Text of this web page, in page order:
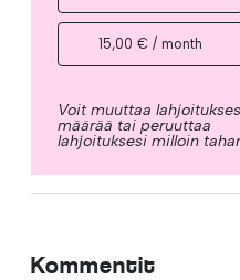
15,00 € / month
Voit muuttaa
määrää tai peruuttaa
lahjoituksesi milloin
Kommentit